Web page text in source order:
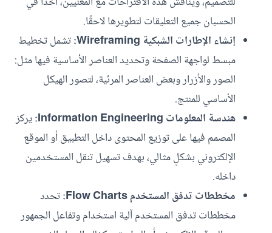
الحسبان جميع التعليقات لتطويرها لاحقًا.
إنشاء الإطارات الشبكية Wireframing:
تشمل تخطيط
مبسط لواجهة الصفحة وتحديد العناصر الأساسية فيها مثل:
الصور والأزرار وبعض العناصر المرئية، لتصور الهيكل
الأساسي للمنتج.
هندسة المعلومات Information Engineering:
يركز
المصمم فيها على توزيع المحتوى داخل التطبيق أو الموقع
الإلكتروني بشكلٍ مثالي، بهدف تسهيل تنقل المستخدمين
داخله.
مخططات تدفق المستخدم Flow Charts:
تحدد
مخططات تدفق المستخدم آلية استخدام وتفاعل الجمهور